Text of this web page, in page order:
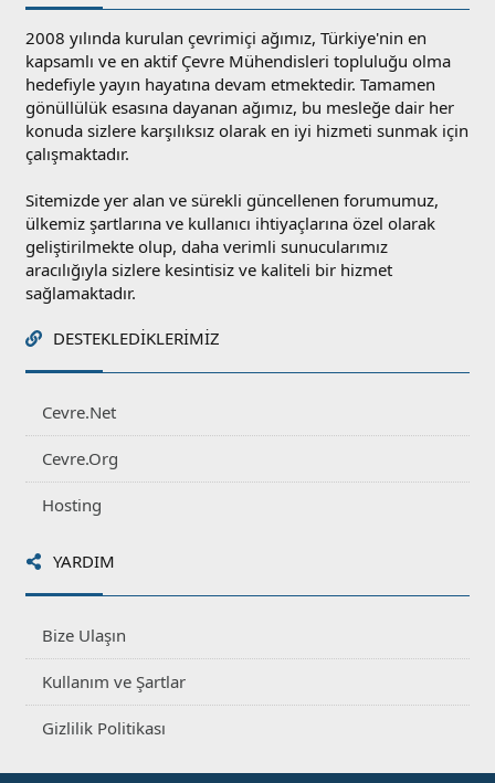
2008 yılında kurulan çevrimiçi ağımız, Türkiye'nin en
kapsamlı ve en aktif Çevre Mühendisleri topluluğu olma
hedefiyle yayın hayatına devam etmektedir. Tamamen
gönüllülük esasına dayanan ağımız, bu mesleğe dair her
konuda sizlere karşılıksız olarak en iyi hizmeti sunmak için
çalışmaktadır.
Sitemizde yer alan ve sürekli güncellenen forumumuz,
ülkemiz şartlarına ve kullanıcı ihtiyaçlarına özel olarak
geliştirilmekte olup, daha verimli sunucularımız
aracılığıyla sizlere kesintisiz ve kaliteli bir hizmet
sağlamaktadır.
DESTEKLEDIKLERIMIZ
Cevre.Net
Cevre.Org
Hosting
YARDIM
Bize Ulaşın
Kullanım ve Şartlar
Gizlilik Politikası